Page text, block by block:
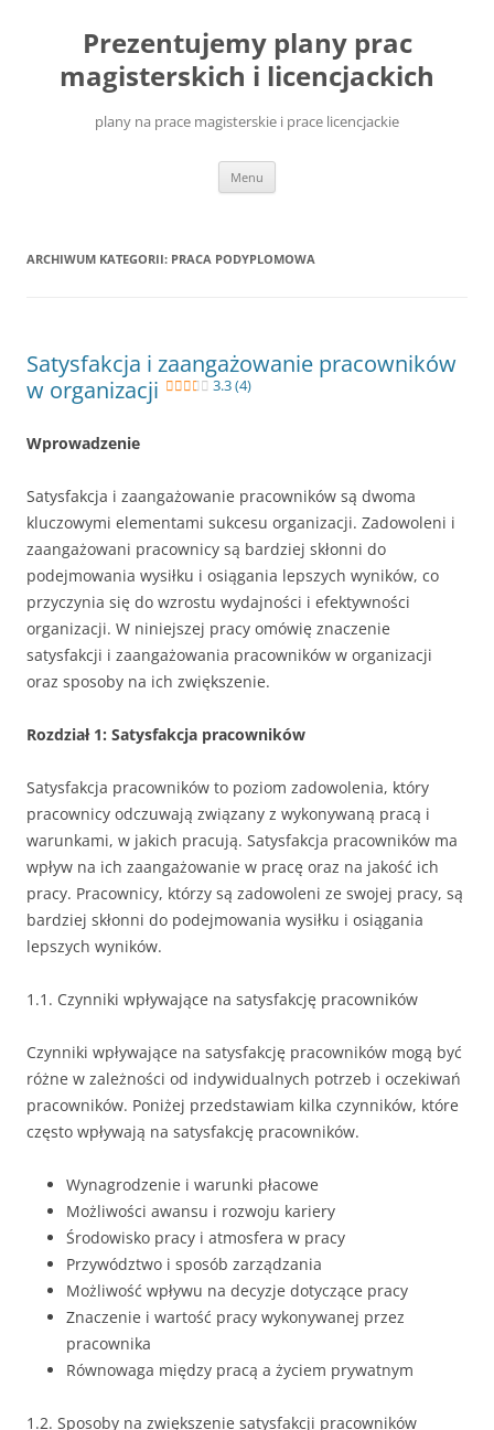
Prezentujemy plany prac
magisterskich i licencjackich
plany na prace magisterskie i prace licencjackie
Menu
ARCHIWUM KATEGORII: PRACA PODYPLOMOWA
Satysfakcja i zaangażowanie pracowników
w organizacji
3.3 (4)
Wprowadzenie
Satysfakcja i zaangażowanie pracowników są dwoma
kluczowymi elementami sukcesu organizacji. Zadowoleni i
zaangażowani pracownicy są bardziej skłonni do
podejmowania wysiłku i osiągania lepszych wyników, co
przyczynia się do wzrostu wydajności i efektywności
organizacji. W niniejszej pracy omówię znaczenie
satysfakcji i zaangażowania pracowników w organizacji
oraz sposoby na ich zwiększenie.
Rozdział 1: Satysfakcja pracowników
Satysfakcja pracowników to poziom zadowolenia, który
pracownicy odczuwają związany z wykonywaną pracą i
warunkami, w jakich pracują. Satysfakcja pracowników ma
wpływ na ich zaangażowanie w pracę oraz na jakość ich
pracy. Pracownicy, którzy są zadowoleni ze swojej pracy, są
bardziej skłonni do podejmowania wysiłku i osiągania
lepszych wyników.
1.1. Czynniki wpływające na satysfakcję pracowników
Czynniki wpływające na satysfakcję pracowników mogą być
różne w zależności od indywidualnych potrzeb i oczekiwań
pracowników. Poniżej przedstawiam kilka czynników, które
często wpływają na satysfakcję pracowników.
Wynagrodzenie i warunki płacowe
Możliwości awansu i rozwoju kariery
Środowisko pracy i atmosfera w pracy
Przywództwo i sposób zarządzania
Możliwość wpływu na decyzje dotyczące pracy
Znaczenie i wartość pracy wykonywanej przez
pracownika
Równowaga między pracą a życiem prywatnym
1.2. Sposoby na zwiększenie satysfakcji pracowników